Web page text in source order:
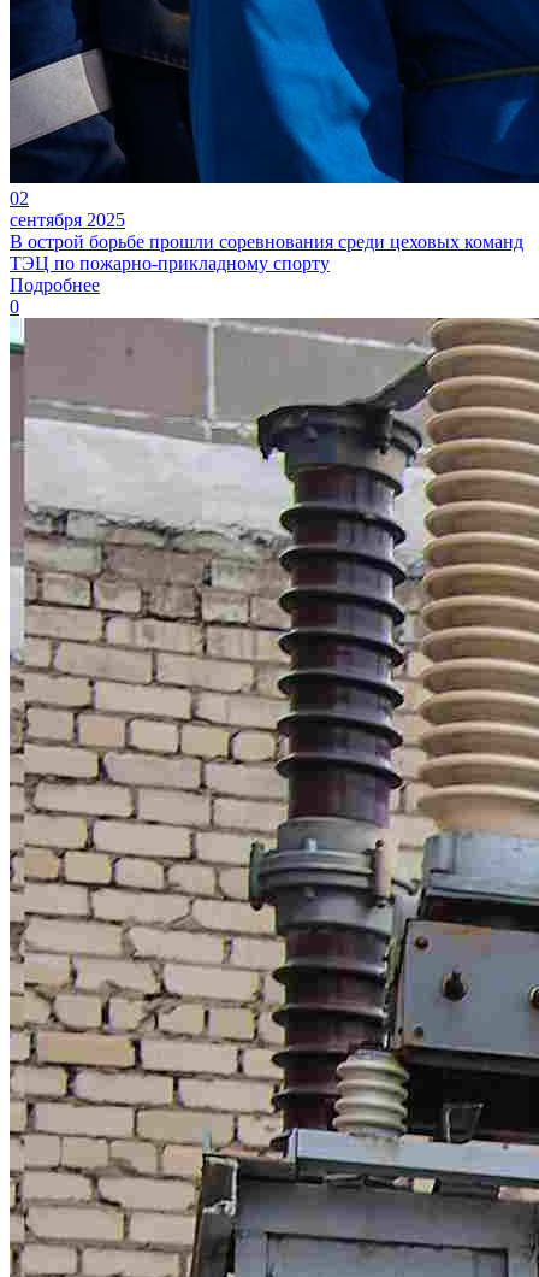
02
сентября 2025
В острой борьбе прошли соревнования среди цеховых команд
ТЭЦ по пожарно-прикладному спорту
Подробнее
0